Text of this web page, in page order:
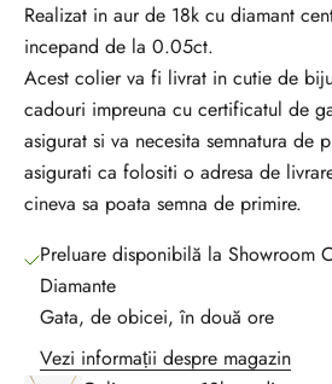
Realizat in aur de 18k cu diamant
incepand de la 0.05ct.
Acest colier va fi livrat in cutie de
cadouri impreuna cu certificatul de
asigurat si va necesita semnatura de
asigurati ca folositi o adresa de
cineva sa poata semna de primire.
Preluare disponibilă la Showroom
Diamante
Gata, de obicei, în două ore
Vezi informații despre magazin